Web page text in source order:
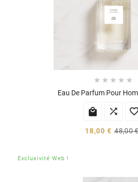
    
Eau De Parfum Pour
 
18,00 € 48,00
Exclusivité Web !